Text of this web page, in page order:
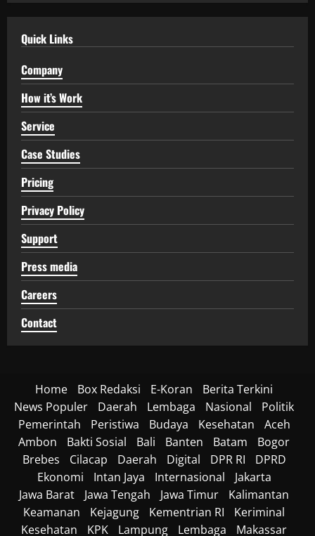
Quick Links
Company
How it’s Work
Service
Case Studies
Pricing
Privacy Policy
Support
Press media
Careers
Contact
Home Box Redaksi E-Koran
Berita Terkini
News Populer
Daerah Lembaga Nasional
Politik
Pemerintah
Peristiwa Budaya Kesehatan
Aceh
Ambon
Bakti Sosial Bali Banten Batam
Bogor
Brebes
Cilacap Daerah Digital DPR RI
DPRD
Ekonomi
Intan Jaya Internasional
Jakarta
Jawa Barat
Jawa Tengah Jawa Timur
Kalimantan
Keamanan
Kejagung Kementrian RI
Keriminal
Kesehatan
KPK Lampung Lembaga Makassar